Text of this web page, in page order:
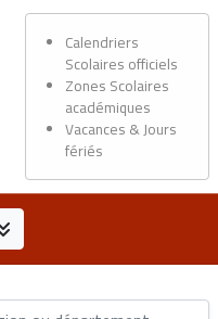
Calendriers
Scolaires officiels
Zones Scolaires
académiques
Vacances & Jours
fériés